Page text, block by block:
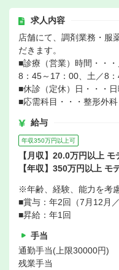
求人内容
店舗にて、調剤業務・服
だきます。
■診療（営業）時間・・
8：45～17：00、土／8
■休診（定休）日・・・
■応需科目・・・整形外科
給与
年収350万円以上可
【月収】20.0万円以上 モ
【年収】350万円以上 モ
※年齢、経験、能力を考
■賞与：年2回（7月12月
■昇給：年1回
手当
通勤手当(上限30000円)
残業手当